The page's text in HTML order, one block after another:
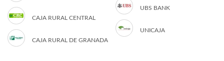
CAJA RURAL CENTRAL
CAJA RURAL DE GRANADA
UBS BANK
UNICAJA